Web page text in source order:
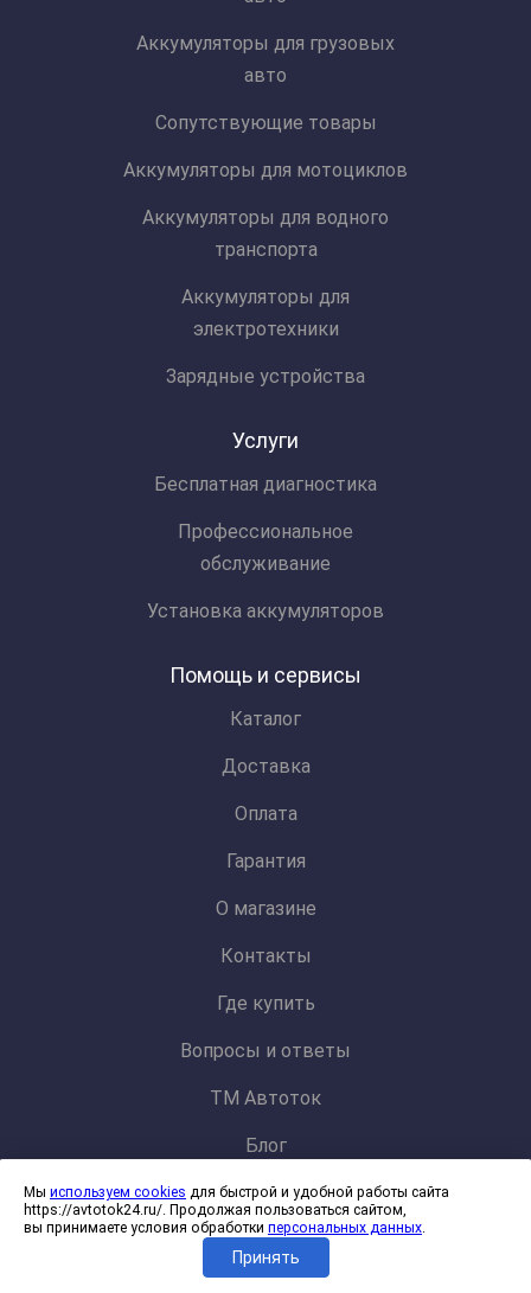
Аккумуляторы для грузовых
авто
Сопутствующие товары
Аккумуляторы для мотоциклов
Аккумуляторы для водного
транспорта
Аккумуляторы для
электротехники
Зарядные устройства
Услуги
Бесплатная диагностика
Профессиональное
обслуживание
Установка аккумуляторов
Помощь и сервисы
Каталог
Доставка
Оплата
Гарантия
О магазине
Контакты
Где купить
Вопросы и ответы
ТМ Автоток
Блог
Политика конфиденциальности и обработки персональных данных
Согласие на обработку файлов cookies
Мы используем cookies для быстрой и удобной работы сайта
https://avtotok24.ru/. Продолжая пользоваться сайтом,
вы принимаете условия обработки персональных данных.
Принять